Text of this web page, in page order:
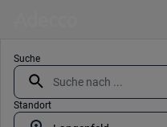
Suche
Standort